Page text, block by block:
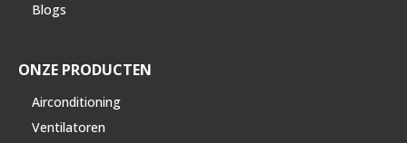
Blogs
ONZE PRODUCTEN
Airconditioning
Ventilatoren